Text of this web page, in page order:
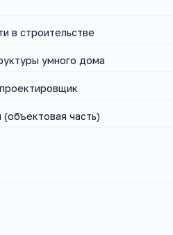
в строительстве
умного дома
часть)